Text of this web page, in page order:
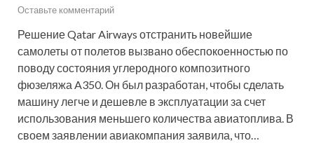
Оставьте комментарий
Решение Qatar Airways отстранить новейшие
самолеты от полетов вызвано обеспокоенностью по
поводу состояния углеродного композитного
фюзеляжа A350. Он был разработан, чтобы сделать
машину легче и дешевле в эксплуатации за счет
использования меньшего количества авиатоплива. В
своем заявлении авиакомпания заявила, что…